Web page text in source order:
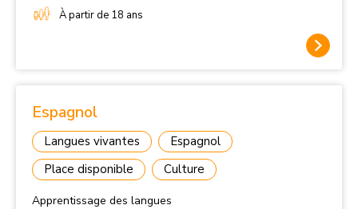
À partir de 18 ans
Espagnol
Langues vivantes
Espagnol
Place disponible
Culture
Apprentissage des langues